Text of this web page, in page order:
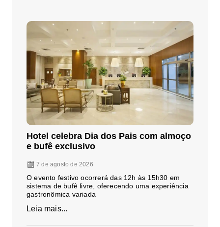
Hotel celebra Dia dos Pais com almoço
e bufê exclusivo
7 de agosto de 2026
O evento festivo ocorrerá das 12h às 15h30 em
sistema de bufê livre, oferecendo uma experiência
gastronômica variada
Leia mais...